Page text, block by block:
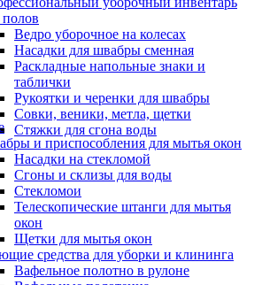
полов
Ведро уборочное на колесах
Насадки для швабры сменная
Раскладные напольные знаки и
таблички
Рукоятки и черенки для швабры
Совки, веники, метла, щетки
Стяжки для сгона воды
и приспособления для мытья окон
Насадки на стекломой
Сгоны и склизы для воды
Стекломои
Телескопические штанги для мытья
окон
Щетки для мытья окон
средства для уборки и клининга
Вафельное полотно в рулоне